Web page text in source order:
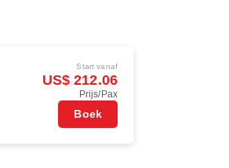
Start vanaf
US$ 212.06
Prijs/Pax
Boek